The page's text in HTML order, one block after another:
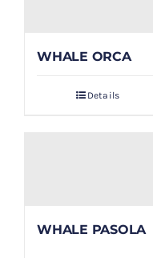
WHALE ORCA
Details
WHALE PASOLA